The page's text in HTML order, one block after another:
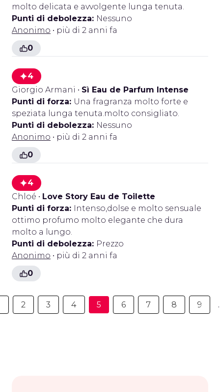
molto delicata e avvolgente lunga tenuta.
Punti di debolezza: Nessuno
Anonimo • più di 2 anni fa
0
4
Giorgio Armani • Sì Eau de Parfum Intense
Punti di forza: Una fragranza molto forte e
speziata lunga tenuta.molto consigliato.
Punti di debolezza: Nessuno
Anonimo • più di 2 anni fa
0
4
Chloé • Love Story Eau de Toilette
Punti di forza: Intenso,dolse e molto sensuale
ottimo profumo molto elegante che dura
molto a lungo.
Punti di debolezza: Prezzo
Anonimo • più di 2 anni fa
0
2 3 4 5 6 7 8 9